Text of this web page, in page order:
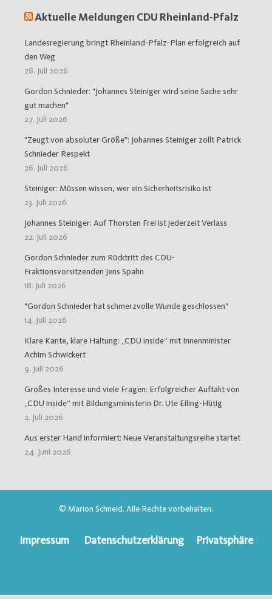
Aktuelle Meldungen CDU Rheinland-Pfalz
Landesregierung bringt Rheinland-Pfalz-Plan erfolgreich auf
den Weg
28. Juli 2026
Gordon Schnieder: "Johannes Steiniger wird seine Sache sehr
gut machen"
27. Juli 2026
"Zeugt von absoluter Größe": Johannes Steiniger zollt Patrick
Schnieder Respekt
26. Juli 2026
Steiniger: Müssen wissen, wer ein Sicherheitsrisiko ist
23. Juli 2026
Johannes Steiniger: Auf Thorsten Frei ist jederzeit Verlass
22. Juli 2026
Gordon Schnieder zum Rücktritt des CDU-
Fraktionsvorsitzenden Jens Spahn
18. Juli 2026
"Gordon Schnieder hat schmerzvolle Wunde geschlossen"
14. Juli 2026
Klare Kante, klare Haltung: „CDU inside“ mit Innenminister
Achim Schwickert
9. Juli 2026
Großes Interesse und viele Fragen: Erfolgreicher Auftakt von
„CDU inside“ mit Bildungsministerin Dr. Ute Eiling-Hütig
2. Juli 2026
Aus erster Hand informiert: Neue Veranstaltungsreihe startet
24. Juni 2026
© Marion Schneid. Alle Rechte vorbehalten.
Impressum Datenschutzerklärung Privatsphäre